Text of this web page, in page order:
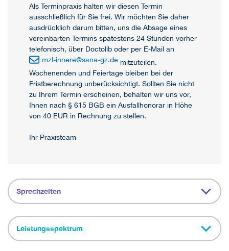
Als Terminpraxis halten wir diesen Termin
ausschließlich für Sie frei. Wir möchten Sie daher
ausdrücklich darum bitten, uns die Absage eines
vereinbarten Termins spätestens 24 Stunden vorher
telefonisch, über Doctolib oder per E-Mail an
mzl-innere@sana-gz.de mitzuteilen.
Wochenenden und Feiertage bleiben bei der
Fristberechnung unberücksichtigt. Sollten Sie nicht
zu Ihrem Termin erscheinen, behalten wir uns vor,
Ihnen nach § 615 BGB ein Ausfallhonorar in Höhe
von 40 EUR in Rechnung zu stellen.
Ihr Praxisteam
Sprechzeiten
Leistungsspektrum